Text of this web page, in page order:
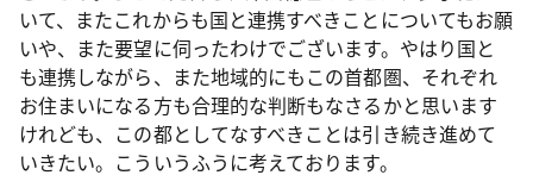
いて、またこれからも国と連携すべきことについてもお願
いや、また要望に伺ったわけでございます。やはり国と
も連携しながら、また地域的にもこの首都圏、それぞれ
お住まいになる方も合理的な判断もなさるかと思います
けれども、この都としてなすべきことは引き続き進めて
いきたい。こういうふうに考えております。